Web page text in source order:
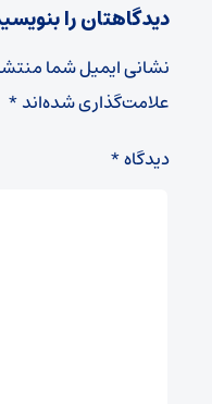
دیدگاهتان را
نشانی ایمیل شما
علامت‌گذاری شده‌اند*
دیدگاه*